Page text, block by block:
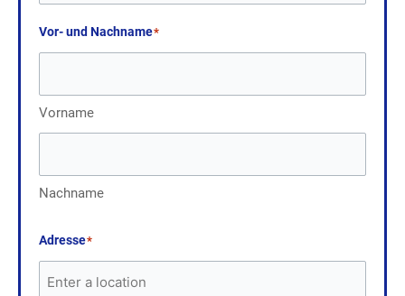
Vor- und Nachname*
Vorname
Nachname
Adresse*